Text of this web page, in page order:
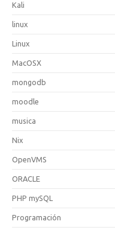
Kali
linux
Linux
MacOSX
mongodb
moodle
musica
Nix
OpenVMS
ORACLE
PHP mySQL
Programación